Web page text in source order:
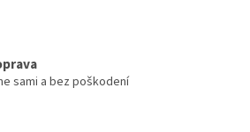
sami a bez poškodení